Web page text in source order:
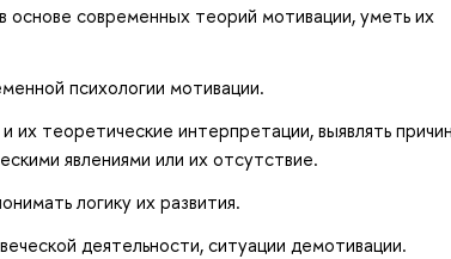
современных теорий мотивации, уметь их
психологии мотивации.
теоретические интерпретации, выявлять
явлениями или их отсутствие.
логику их развития.
деятельности, ситуации демотивации.